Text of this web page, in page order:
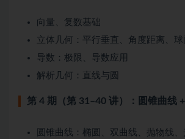
向量、复数基础
立体几何：平行垂直、角度距离、球
导数：极限、导数应用
解析几何：直线与圆
第 4 期（第 31–40 讲）：圆锥曲线
圆锥曲线：椭圆、双曲线、抛物线